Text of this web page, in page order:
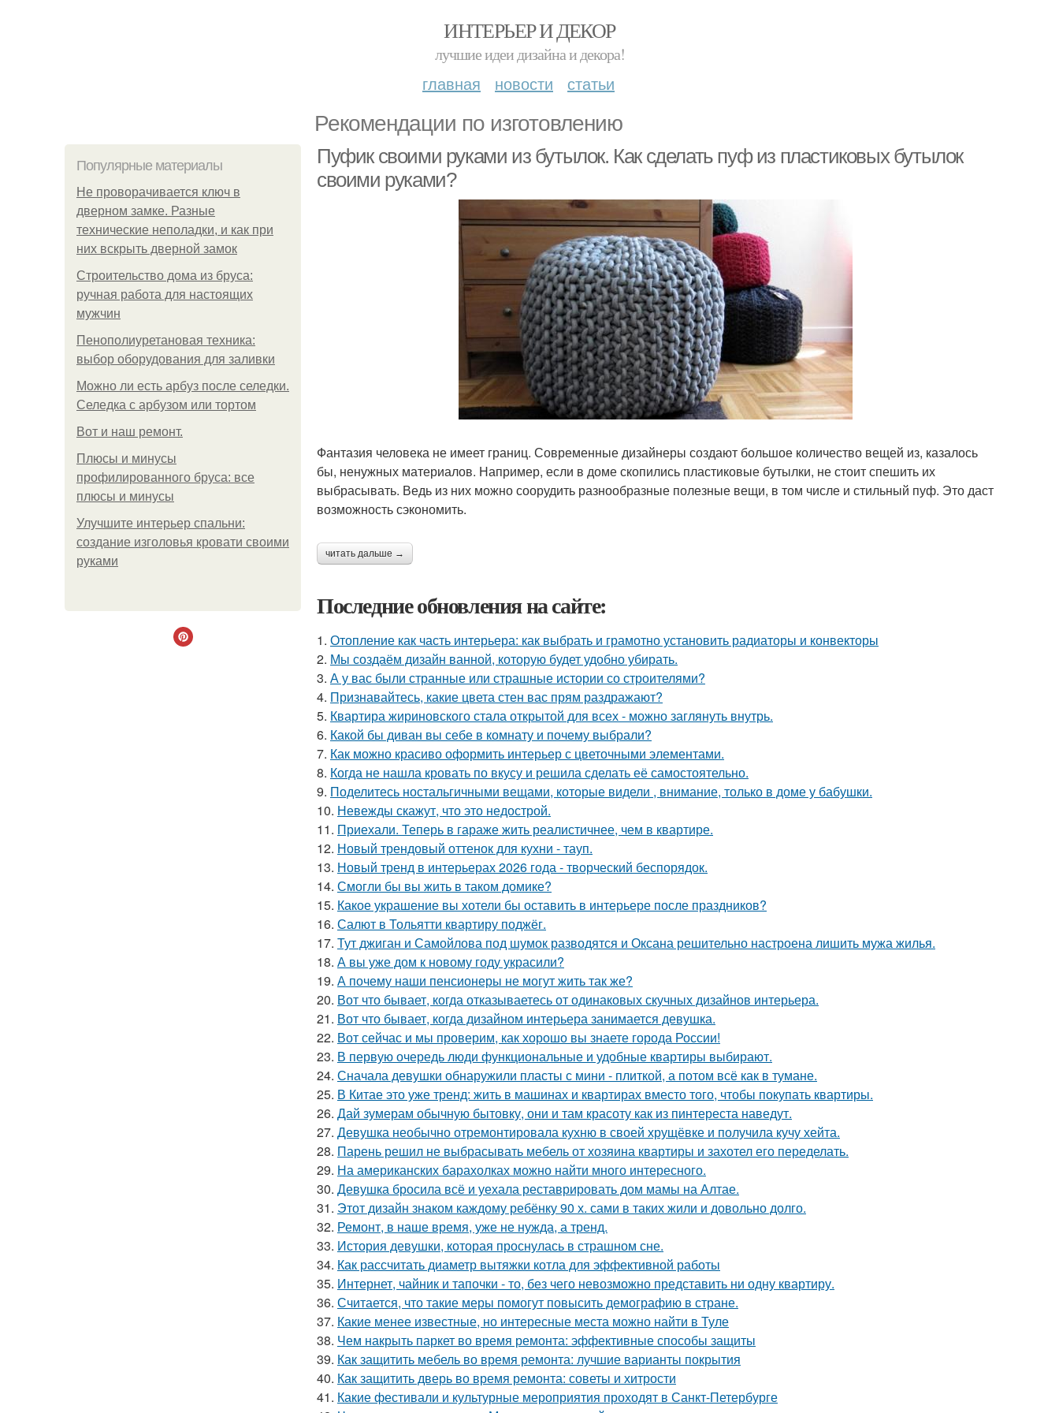
ИНТЕРЬЕР И ДЕКОР
лучшие идеи дизайна и декора!
главная новости статьи
Рекомендации по изготовлению
Популярные материалы
Не проворачивается ключ в
дверном замке. Разные
технические неполадки, и как при
них вскрыть дверной замок
Строительство дома из бруса:
ручная работа для настоящих
мужчин
Пенополиуретановая техника:
выбор оборудования для заливки
Можно ли есть арбуз после селедки.
Селедка с арбузом или тортом
Boт и наш ремoнт.
Плюсы и минусы
профилированного бруса: все
плюсы и минусы
Улучшите интерьер спальни:
создание изголовья кровати своими
руками
Пуфик своими руками из бутылок. Как сделать пуф из пластиковых бутылок
своими руками?
Фантазия человека не имеет границ. Современные дизайнеры создают большое количество вещей из, казалось
бы, ненужных материалов. Например, если в доме скопились пластиковые бутылки, не стоит спешить их
выбрасывать. Ведь из них можно соорудить разнообразные полезные вещи, в том числе и стильный пуф. Это даст
возможность сэкономить.
читать дальше →
Последние обновления на сайте:
1. Отопление как часть интерьера: как выбрать и грамотно установить радиаторы и конвекторы
2. Мы создаём дизайн ванной, которую будет удобно убирать.
3. А у вас были странные или страшные истории со строителями?
4. Признавайтесь, какие цвета стен вас прям раздражают?
5. Квартира жириновского стала открытой для всех - можно заглянуть внутрь.
6. Какой бы диван вы себе в комнату и почему выбрали?
7. Как можно красиво оформить интерьер с цветочными элементами.
8. Когда не нашла кровать по вкусу и решила сделать её самостоятельно.
9. Поделитесь ностальгичными вещами, которые видели , внимание, только в доме у бабушки.
10. Невежды скажут, что это недострой.
11. Приехали. Теперь в гараже жить реалистичнее, чем в квартире.
12. Новый трендовый оттенок для кухни - тауп.
13. Новый тренд в интерьерах 2026 года - творческий беспорядок.
14. Смогли бы вы жить в таком домике?
15. Какое украшение вы хотели бы оставить в интерьере после праздников?
16. Салют в Тольятти квартиру поджёг.
17. Тут джиган и Самойлова под шумок разводятся и Оксана решительно настроена лишить мужа жилья.
18. А вы уже дом к новому году украсили?
19. А почему наши пенсионеры не могут жить так же?
20. Вот что бывает, когда отказываетесь от одинаковых скучных дизайнов интерьера.
21. Вот что бывает, когда дизайном интерьера занимается девушка.
22. Вот сейчас и мы проверим, как хорошо вы знаете города России!
23. В первую очередь люди функциональные и удобные квартиры выбирают.
24. Сначала девушки обнаружили пласты с мини - плиткой, а потом всё как в тумане.
25. В Китае это уже тренд: жить в машинах и квартирах вместо того, чтобы покупать квартиры.
26. Дай зумерам обычную бытовку, они и там красоту как из пинтереста наведут.
27. Девушка необычно отремонтировала кухню в своей хрущёвке и получила кучу хейта.
28. Парень решил не выбрасывать мебель от хозяина квартиры и захотел его переделать.
29. На американских барахолках можно найти много интересного.
30. Девушка бросила всё и уехала реставрировать дом мамы на Алтае.
31. Этот дизайн знаком каждому ребёнку 90 х. сами в таких жили и довольно долго.
32. Ремонт, в наше время, уже не нужда, а тренд.
33. История девушки, которая проснулась в страшном сне.
34. Как рассчитать диаметр вытяжки котла для эффективной работы
35. Интернет, чайник и тапочки - то, без чего невозможно представить ни одну квартиру.
36. Считается, что такие меры помогут повысить демографию в стране.
37. Какие менее известные, но интересные места можно найти в Туле
38. Чем накрыть паркет во время ремонта: эффективные способы защиты
39. Как защитить мебель во время ремонта: лучшие варианты покрытия
40. Как защитить дверь во время ремонта: советы и хитрости
41. Какие фестивали и культурные мероприятия проходят в Санкт-Петербурге